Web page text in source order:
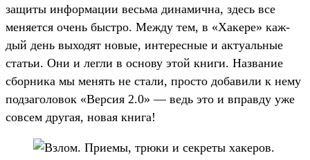
защиты информа­ции весь­ма динамич­на, здесь все
меня­ется очень быс­тро. Меж­ду тем, в «Хакере» каж­
дый день выходят новые, инте­рес­ные и акту­аль­ные
статьи. Они и лег­ли в осно­ву этой кни­ги. Наз­вание
сбор­ника мы менять не ста­ли, прос­то добави­ли к нему
под­заголо­вок «Вер­сия 2.0» — ведь это и вправ­ду уже
сов­сем дру­гая, новая кни­га!